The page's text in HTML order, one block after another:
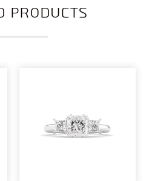
products